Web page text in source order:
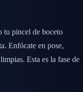
tu pincel de boceto
Enfócate en pose,
Esta es la fase de